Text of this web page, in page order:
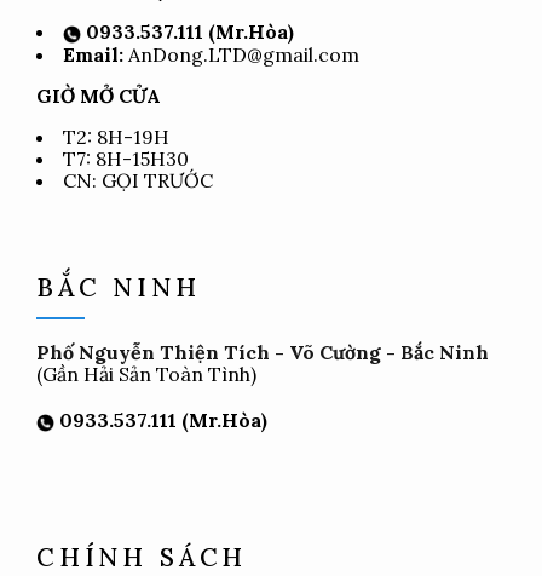
0933.537.111 (Mr.Hòa)
Email: AnDong.LTD@gmail.com
GIỜ MỞ CỬA
T2: 8H-19H
T7: 8H-15H30
CN: GỌI TRƯỚC
BẮC NINH
Phố Nguyễn Thiện Tích - Võ Cường - Bắc Ninh
(Gần Hải Sản Toàn Tình)
0933.537.111 (Mr.Hòa)
CHÍNH SÁCH